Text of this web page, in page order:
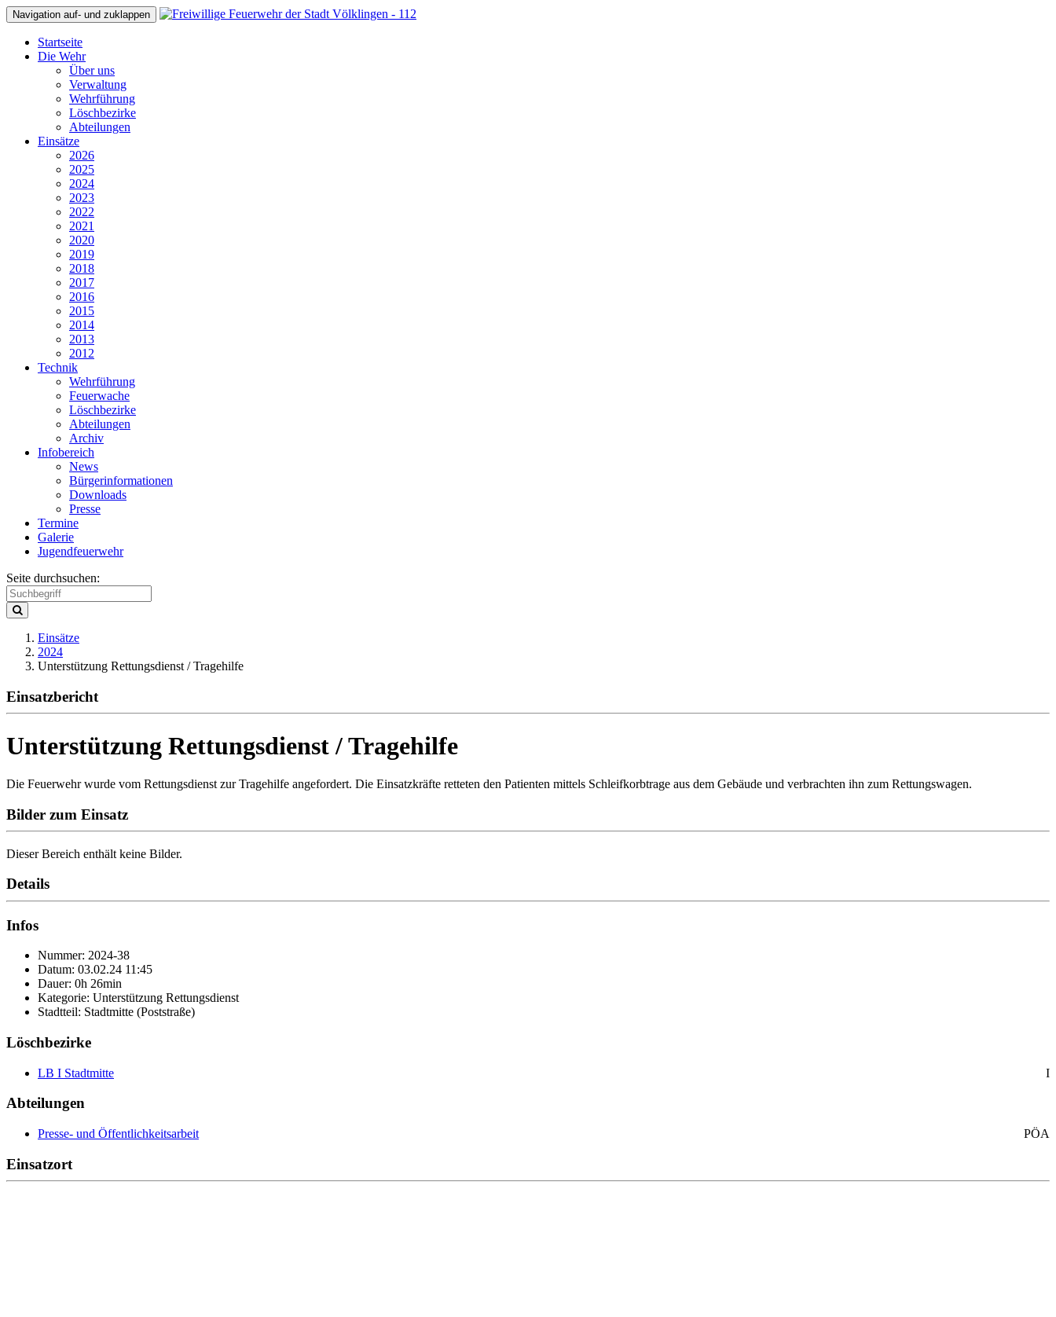
Navigation auf- und zuklappen
Startseite
Die Wehr
Über uns
Verwaltung
Wehrführung
Löschbezirke
Abteilungen
Einsätze
2026
2025
2024
2023
2022
2021
2020
2019
2018
2017
2016
2015
2014
2013
2012
Technik
Wehrführung
Feuerwache
Löschbezirke
Abteilungen
Archiv
Infobereich
News
Bürgerinformationen
Downloads
Presse
Termine
Galerie
Jugendfeuerwehr
Seite durchsuchen:
Einsätze
2024
Unterstützung Rettungsdienst / Tragehilfe
Einsatzbericht
Unterstützung Rettungsdienst / Tragehilfe
Die Feuerwehr wurde vom Rettungsdienst zur Tragehilfe angefordert. Die Einsatzkräfte retteten den Patienten mittels Schleifkorbtrage aus dem Gebäude und verbrachten ihn zum Rettungswagen.
Bilder zum Einsatz
Dieser Bereich enthält keine Bilder.
Details
Infos
Nummer: 2024-38
Datum: 03.02.24 11:45
Dauer: 0h 26min
Kategorie: Unterstützung Rettungsdienst
Stadtteil: Stadtmitte (Poststraße)
Löschbezirke
LB I Stadtmitte I
Abteilungen
Presse- und Öffentlichkeitsarbeit PÖA
Einsatzort